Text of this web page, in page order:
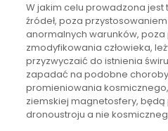
W jakim celu prowadzona jest
źródeł, poza
anormalnych warunków,
zmodyfikowania człowieka,
przyzwyczaić do istnienia
zapadać na podobne
promieniowania
ziemskiej magnetosfery,
dronoustroju a nie